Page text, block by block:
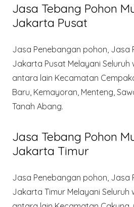
Jasa Tebang Pohon
Jakarta Pusat
Jasa Penebangan pohon, Jasa
Jakarta Pusat Melayani
antara lain Kecamatan
Baru, Kemayoran, Menteng,
Tanah Abang.
Jasa Tebang Pohon
Jakarta Timur
Jasa Penebangan pohon, Jasa
Jakarta Timur Melayani